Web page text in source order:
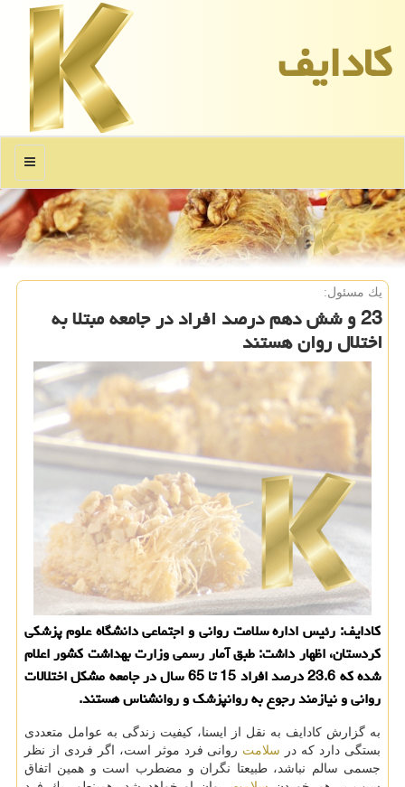
كادایف
منو
یك مسئول:
23 و شش دهم درصد افراد در جامعه مبتلا به
اختلال روان هستند
كادایف: رئیس اداره سلامت روانی و اجتماعی دانشگاه علوم پزشكی
كردستان، اظهار داشت: طبق آمار رسمی وزارت بهداشت كشور اعلام
شده كه 23.6 درصد افراد 15 تا 65 سال در جامعه مشكل اختلالات
روانی و نیازمند رجوع به روانپزشك و روانشناس هستند.
به گزارش كادایف به نقل از ایسنا، كیفیت زندگی به عوامل متعددی
بستگی دارد كه در سلامت روانی فرد موثر است، اگر فردی از نظر
جسمی سالم نباشد، طبیعتا نگران و مضطرب است و همین اتفاق